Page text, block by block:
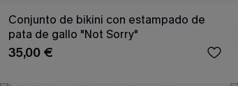
Conjunto de bikini con estampado de
pata de gallo "Not Sorry"
35,00 €